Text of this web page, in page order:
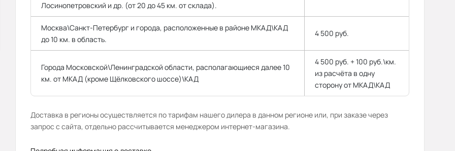
Лосинопетровский и др. (от 20 до 45 км. от склада).
Москва\Санкт-Петербург и города, расположенные в районе МКАД\КАД
до 10 км. в область.
4 500 руб.
Города Московской\Ленинградской области, располагающиеся далее 10
км. от МКАД (кроме Щёлковского шоссе)\КАД
4 500 руб. + 100 руб.\км.
из расчёта в одну
сторону от МКАД\КАД
Доставка в регионы осуществляется по тарифам нашего дилера в данном регионе или, при заказе через
запрос с сайта, отдельно рассчитывается менеджером интернет-магазина.